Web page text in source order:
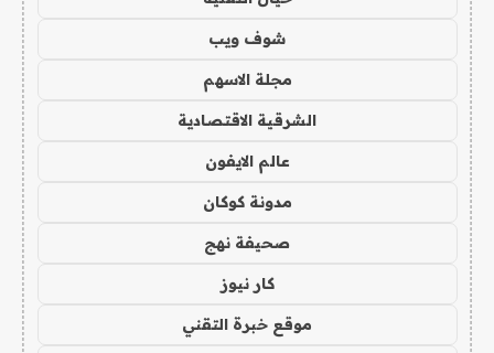
شوف ويب
مجلة الاسهم
الشرقية الاقتصادية
عالم الايفون
مدونة كوكان
صحيفة نهج
كار نيوز
موقع خبرة التقني